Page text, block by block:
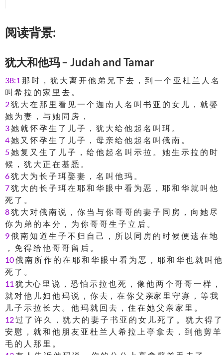
阅读背景:
犹大和他玛 – Judah and Tamar
38:1 那 时 ， 犹 大 离 开 他 弟 兄 下 去 ， 到 一 个 亚 杜 兰 人 名
叫 希 拉 的 家 里 去 。
2犹 大 在 那 里 看 见 一 个 迦 南 人 名 叫 书 亚 的 女 儿 ， 就 娶
她 为 妻 ， 与 她 同 房 ，
3她 就 怀 孕 生 了 儿 子 ， 犹 大 给 他 起 名 叫 珥 。
4她 又 怀 孕 生 了 儿 子 ， 母 亲 给 他 起 名 叫 俄 南 。
5她 复 又 生 了 儿 子 ， 给 他 起 名 叫 示 拉 。 她 生 示 拉 的 时
候 ， 犹 大 正 在 基 悉 。
6犹 大 为 长 子 珥 娶 妻 ， 名 叫 他 玛 。
7犹 大 的 长 子 珥 在 耶 和 华 眼 中 看 为 恶 ， 耶 和 华 就 叫 他
死 了 。
8犹 大 对 俄 南 说 ， 你 当 与 你 哥 哥 的 妻 子 同 房 ， 向 她 尽
你 为 弟 的 本 分 ， 为 你 哥 哥 生 子 立 后 。
9俄 南 知 道 生 子 不 归 自 己 ， 所 以 同 房 的 时 候 便 遗 在 地
， 免 得 给 他 哥 哥 留 后 。
10俄 南 所 作 的 在 耶 和 华 眼 中 看 为 恶 ， 耶 和 华 也 就 叫 他
死 了 。
11 犹 大心 里 说 ， 恐 怕 示 拉 也 死 ， 像 他 两 个 哥 哥 一 样 ，
就 对 他 儿 妇 他 玛 说 ， 你 去， 在 你 父 亲家 里 守 寡 ， 等 我
儿 子 示 拉 长 大 。 他 玛 就 回 去 ， 住 在 她 父 亲 家 里 。
12过 了 许 久 ， 犹 大 的 妻 子 书 亚 的 女 儿 死 了 。 犹 大 得 了
安 慰 ， 就 和 他 朋 友 亚 杜 兰 人 希 拉 上 亭 拿 去 ， 到 他 剪 羊
毛 的 人 那 里 。